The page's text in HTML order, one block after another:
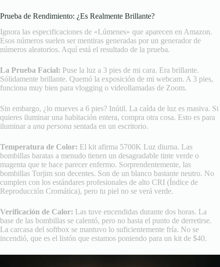
Prueba de Rendimiento: ¿Es Realmente Brillante?
Ignora las especificaciones de «Lúmenes» que aparecen en Amazon.
Esos números suelen ser mentiras generadas por un generador de
números aleatorios. Aquí está el resultado de la prueba.
La Prueba Facial: Puse la luz a 3 pies de mi cara. Era brillante.
Sólidamente brillante. Quemó la exposición de mi webcam. A 3 pies,
funciona muy bien para vlogging o videollamadas de Zoom.
Sin embargo, ¿lo mueves a 6 pies? Inútil. La caída de luz es masiva. Si
quieres iluminar una habitación entera, compra otra cosa. Esto es para
iluminar a una persona sentada en un escritorio.
Temperatura de Color: El kit afirma 5700K Luz diurna. Las
bombillas baratas a menudo tienen un desagradable tinte verde o
magenta que te hace parecer enfermo. Sorprendentemente, las
bombillas Torjim son decentes. Son de un blanco bastante neutro. No
cumplen con los estándares profesionales de alto CRI (Índice de
Reproducción Cromática), pero tu piel no se verá verde.
Verificación de Calor: Las tuve encendidas durante dos horas. La
base de las bombillas se calentó, pero no hasta el punto de derretirse.
La carcasa del softbox se mantuvo lo suficientemente fría. No se
incendió, que es el listón que estamos poniendo para un kit de $40.